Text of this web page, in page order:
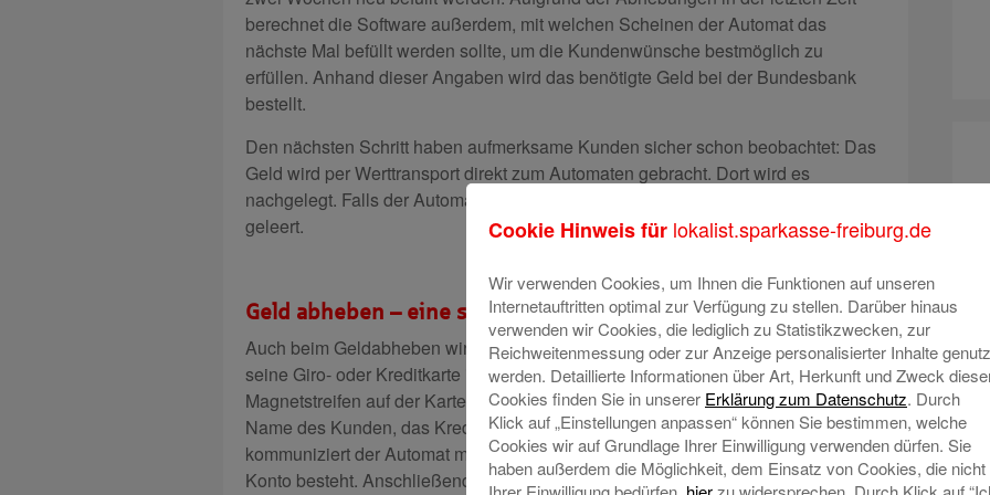
berechnet die Software außerdem, mit welchen Scheinen der Automat das
nächste Mal befüllt werden sollte, um die Kundenwünsche bestmöglich zu
erfüllen. Anhand dieser Angaben wird das benötigte Geld bei der Bundesbank
bestellt.
Den nächsten Schritt haben aufmerksame Kunden sicher schon beobachtet: Das
Geld wird per Werttransport direkt zum Automaten gebracht. Dort wird es
nachgelegt. Falls der Automat eine Einzahlmöglichkeit bietet, wird er regelmäßig
geleert.
Geld abheben – eine sichere Sache
Auch beim Geldabheben wird Sicherheit großgeschrieben. Nachdem ein Kunde
seine Giro- oder Kreditkarte in den Schlitz eingegeben hat, liest der Automat den
Magnetstreifen auf der Karte. Auf diesem Magnetstreifen sind beispielsweise der
Name des Kunden, das Kreditinstitut und die Kontonummer gespeichert. Dann
kommuniziert der Automat mit dem Rechenzentrum des Instituts, bei dem das
Konto besteht. Anschließend müssen Kunden ihre PIN eingeben. Diese wird per
Cookie Hinweis für lokalist.sparkasse-freiburg.de
Wir verwenden Cookies, um Ihnen die Funktionen auf unseren
Internetauftritten optimal zur Verfügung zu stellen. Darüber hinaus
verwenden wir Cookies, die lediglich zu Statistikzwecken, zur
Reichweitenmessung oder zur Anzeige personalisierter Inhalte
werden. Detaillierte Informationen über Art, Herkunft und Zweck
Cookies finden Sie in unserer Erklärung zum Datenschutz. Durch
Klick auf „Einstellungen anpassen“ können Sie bestimmen, welche
Cookies wir auf Grundlage Ihrer Einwilligung verwenden dürfen. Sie
haben außerdem die Möglichkeit, dem Einsatz von Cookies, die nicht